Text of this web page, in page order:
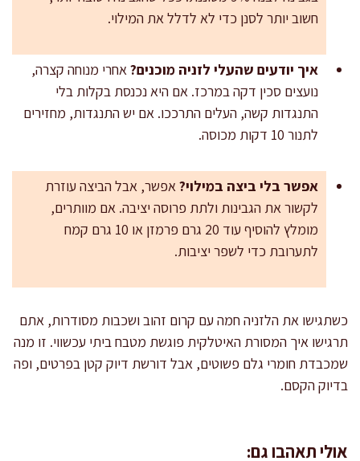
חשוב יותר לסנן כדי לא לדלל את המילוי.
איך יודעים שהעלי לזניה מוכנים?אחרי מנוחה קצרה,
נועצים סכין דקה במרכז. אם היא נכנסת בקלות בלי
התנגדות קשה, העלים התרככו. אם יש התנגדות, מחזירים
לתנור 10 דקות מכוסה.
אפשר בלי ביצה במילוי?אפשר, אבל הביצה עוזרת
לקשור את הגבינות ולתת פרוסה יציבה. אם מוותרים,
מומלץ להוסיף עוד 20 גרם פרמזן או 10 גרם קמח
לתערובת כדי לשפר יציבות.
כשתגישו את הלזניה חמה עם קרום זהוב ושכבות מסודרות, אתם
תרגישו איך המסורת האיטלקית פוגשת מטבח ביתי עכשווי. זו מנה
שמכבדת חומרי גלם פשוטים, אבל דורשת דיוק קטן בפרטים, ופה
בדיוק הקסם.
אולי תאהבו גם: